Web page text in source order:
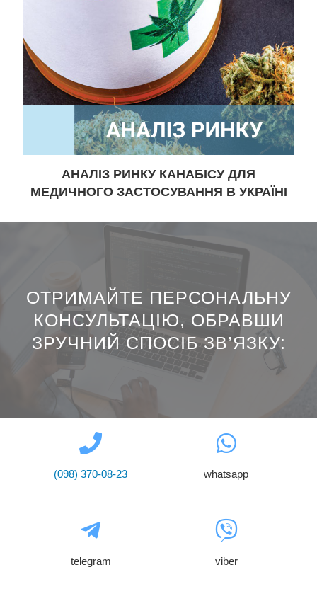
АНАЛІЗ РИНКУ КАНАБІСУ ДЛЯ
МЕДИЧНОГО ЗАСТОСУВАННЯ В УКРАЇНІ
ОТРИМАЙТЕ ПЕРСОНАЛЬНУ
КОНСУЛЬТАЦІЮ, ОБРАВШИ
ЗРУЧНИЙ СПОСІБ ЗВ’ЯЗКУ:​
(098) 370-08-23 whatsapp
telegram viber